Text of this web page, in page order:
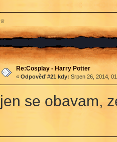
♕
Re:Cosplay - Harry Potter
« Odpověď #21 kdy: Srpen 26, 2014,
jen se obavam,